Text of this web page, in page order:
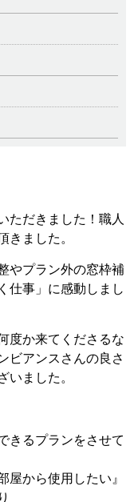
ただきました！職人
きました。
やプラン外の窓枠補
仕事」に感動しまし
度か来てくださるな
ビアンスさんの良さ
いました。
きるプランをさせて
屋から使用したい』